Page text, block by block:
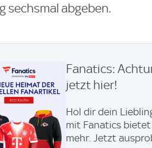
sechsmal abgeben.
Fanatics:
jetzt hier!
Hol dir dein
mit Fanatics bietet
mehr. Jetzt